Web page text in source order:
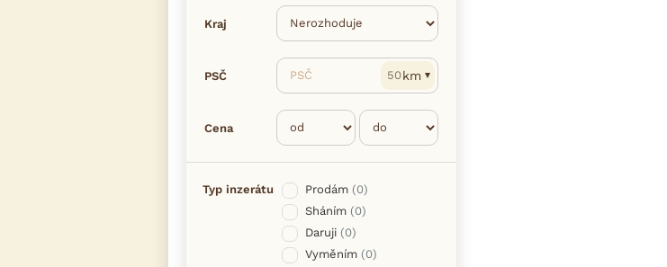
Kraj
PSČ PSČ km
Cena
Typ inzerátu Prodám (0)
Sháním (0)
Daruji (0)
Vyměním (0)